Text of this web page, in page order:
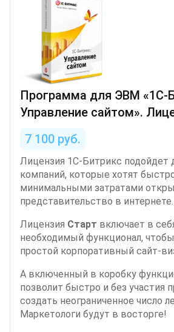
Программа для ЭВМ «1С-
Управление сайтом».
7 100 руб.
Лицензия 1С-Битрикс подойдет
компаний, которые хотят
минимальными затратами
представительство в интернете.
Лицензия Старт включает в
необходимый функционал,
простой корпоративный сайт-
А включенный в коробку
позволит быстро и без участия
создать неограниченное число
Маркетологи будут в восторге!